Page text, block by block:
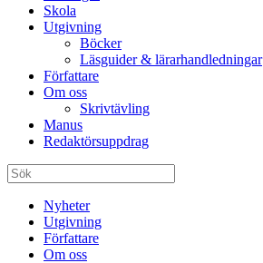
Skola
Utgivning
Böcker
Läsguider & lärarhandledningar
Författare
Om oss
Skrivtävling
Manus
Redaktörsuppdrag
Nyheter
Utgivning
Författare
Om oss